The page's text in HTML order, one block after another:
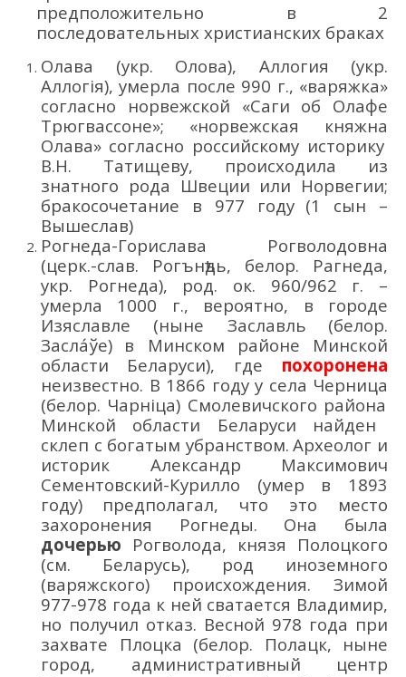
предположительно в 2
последовательных христианских браках
Олава (укр. Олова), Аллогия (укр.
Аллогія), умерла после 990 г., «варяжка»
согласно норвежской «Саги об Олафе
Трюгвассоне»; «норвежская княжна
Олава» согласно российскому историку
В.Н. Татищеву, происходила из
знатного рода Швеции или Норвегии;
бракосочетание в 977 году (1 сын –
Вышеслав)
Рогнеда-Горислава Рогволодовна
(церк.-слав. Рогънѣдь, белор. Рагнеда,
укр. Рогнеда), род. ок. 960/962 г. –
умерла 1000 г., вероятно, в городе
Изяславле (ныне Заславль
(белор.
Засла́ўе) в Минском районе Минской
области Беларуси), где похоронена
неизвестно. В 1866 году у села Черница
(белор. Чарніца) Смолевичского района
Минской области Беларуси найден
склеп с богатым убранством. Археолог и
историк Александр Максимович
Сементовский-Курилло (умер в 1893
году)
предполагал, что это место
захоронения Рогнеды. Она была
дочерью Рогволода, князя Полоцкого
(см. Беларусь), род иноземного
(варяжского) происхождения. Зимой
977-978 года к ней сватается Владимир,
но получил отказ. Весной 978 года при
захвате Плоцка (белор. Полацк, ныне
город, административный центр